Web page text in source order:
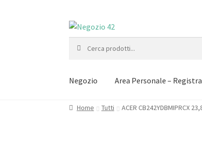
Vai
alla
navigazione
Vai
al
contenuto
Negozio Area Personale –
Home Tutti ACER CB242YDBMIPRCX